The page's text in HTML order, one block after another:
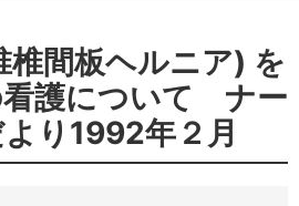
椎間板ヘルニア) を
看護について ナー
り1992年２月